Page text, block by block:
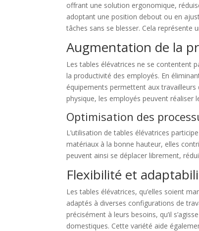
offrant une solution ergonomique,
adoptant une position debout ou en
tâches sans se blesser. Cela représente
Augmentation de la
Les tables élévatrices ne se contentent
la productivité des employés. En
équipements permettent aux
physique, les employés peuvent réaliser
Optimisation des
L’utilisation de tables élévatrices
matériaux à la bonne hauteur, elles
peuvent ainsi se déplacer librement,
Flexibilité et
Les tables élévatrices, qu’elles soient
adaptés à diverses configurations de
précisément à leurs besoins, qu’il
domestiques. Cette variété aide